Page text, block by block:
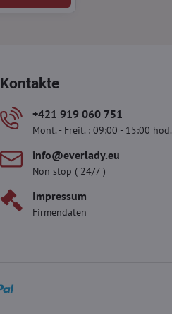
Kontakte
+421 919 060 751
Mont. - Freit. : 09:00 - 15:00 hod.
info​@everlady​.eu
Non stop ( 24/7 )
Impressum
Firmendaten